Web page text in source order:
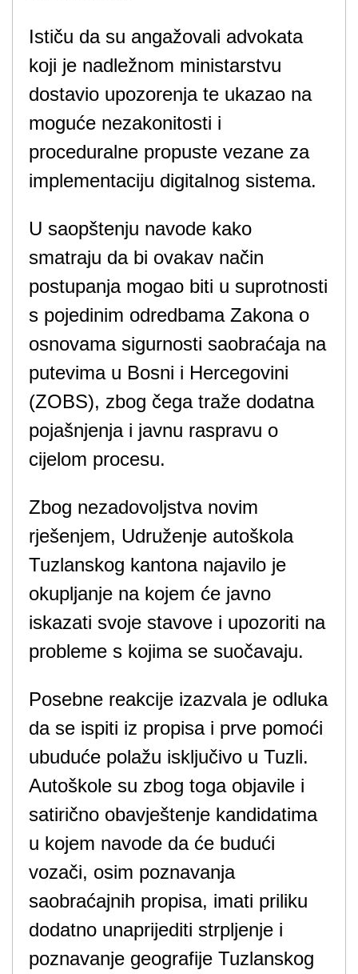
Ističu da su angažovali advokata
koji je nadležnom ministarstvu
dostavio upozorenja te ukazao na
moguće nezakonitosti i
proceduralne propuste vezane za
implementaciju digitalnog sistema.
U saopštenju navode kako
smatraju da bi ovakav način
postupanja mogao biti u suprotnosti
s pojedinim odredbama Zakona o
osnovama sigurnosti saobraćaja na
putevima u Bosni i Hercegovini
(ZOBS), zbog čega traže dodatna
pojašnjenja i javnu raspravu o
cijelom procesu.
Zbog nezadovoljstva novim
rješenjem, Udruženje autoškola
Tuzlanskog kantona najavilo je
okupljanje na kojem će javno
iskazati svoje stavove i upozoriti na
probleme s kojima se suočavaju.
Posebne reakcije izazvala je odluka
da se ispiti iz propisa i prve pomoći
ubuduće polažu isključivo u Tuzli.
Autoškole su zbog toga objavile i
satirično obavještenje kandidatima
u kojem navode da će budući
vozači, osim poznavanja
saobraćajnih propisa, imati priliku
dodatno unaprijediti strpljenje i
poznavanje geografije Tuzlanskog